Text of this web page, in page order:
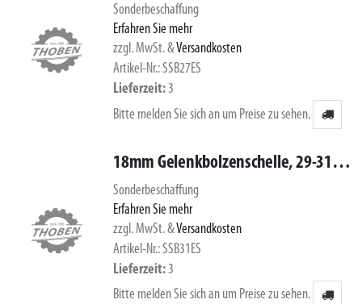
Sonderbeschaffung
Erfahren Sie mehr
zzgl. MwSt.&Versandkosten
Artikel-Nr.: SSB27ES
Lieferzeit 3
Bitte melden Sie sich an um Preise zu sehen.
18mm Gelenkbolzenschelle, 29-31mm, 1.4016
Sonderbeschaffung
Erfahren Sie mehr
zzgl. MwSt.&Versandkosten
Artikel-Nr.: SSB31ES
Lieferzeit 3
Bitte melden Sie sich an um Preise zu sehen.